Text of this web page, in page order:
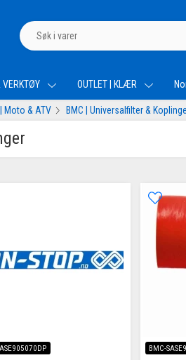
VERKTØY OUTLET | KLÆR
Moto & ATV BMC | Universalfilter &
BMC-